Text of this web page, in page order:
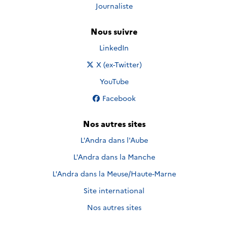
Journaliste
Nous suivre
Nous suivre sur
LinkedIn
Nous suivre sur
X (ex-Twitter)
Nous suivre sur
YouTube
Nous suivre sur
Facebook
Nos autres sites
L'Andra dans l'Aube
L'Andra dans la Manche
L'Andra dans la Meuse/Haute-Marne
Site international
Nos autres sites